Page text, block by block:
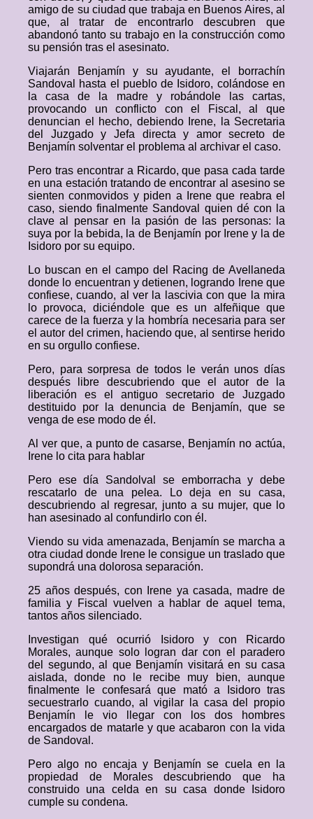
amigo de su ciudad que trabaja en Buenos Aires, al
que, al tratar de encontrarlo descubren que
abandonó tanto su trabajo en la construcción como
su pensión tras el asesinato.
Viajarán Benjamín y su ayudante, el borrachín
Sandoval hasta el pueblo de Isidoro, colándose en
la casa de la madre y robándole las cartas,
provocando un conflicto con el Fiscal, al que
denuncian el hecho, debiendo Irene, la Secretaria
del Juzgado y Jefa directa y amor secreto de
Benjamín solventar el problema al archivar el caso.
Pero tras encontrar a Ricardo, que pasa cada tarde
en una estación tratando de encontrar al asesino se
sienten conmovidos y piden a Irene que reabra el
caso, siendo finalmente Sandoval quien dé con la
clave al pensar en la pasión de las personas: la
suya por la bebida, la de Benjamín por Irene y la de
Isidoro por su equipo.
Lo buscan en el campo del Racing de Avellaneda
donde lo encuentran y detienen, logrando Irene que
confiese, cuando, al ver la lascivia con que la mira
lo provoca, diciéndole que es un alfeñique que
carece de la fuerza y la hombría necesaria para ser
el autor del crimen, haciendo que, al sentirse herido
en su orgullo confiese.
Pero, para sorpresa de todos le verán unos días
después libre descubriendo que el autor de la
liberación es el antiguo secretario de Juzgado
destituido por la denuncia de Benjamín, que se
venga de ese modo de él.
Al ver que, a punto de casarse, Benjamín no actúa,
Irene lo cita para hablar
Pero ese día Sandolval se emborracha y debe
rescatarlo de una pelea. Lo deja en su casa,
descubriendo al regresar, junto a su mujer, que lo
han asesinado al confundirlo con él.
Viendo su vida amenazada, Benjamín se marcha a
otra ciudad donde Irene le consigue un traslado que
supondrá una dolorosa separación.
25 años después, con Irene ya casada, madre de
familia y Fiscal vuelven a hablar de aquel tema,
tantos años silenciado.
Investigan qué ocurrió Isidoro y con Ricardo
Morales, aunque solo logran dar con el paradero
del segundo, al que Benjamín visitará en su casa
aislada, donde no le recibe muy bien, aunque
finalmente le confesará que mató a Isidoro tras
secuestrarlo cuando, al vigilar la casa del propio
Benjamín le vio llegar con los dos hombres
encargados de matarle y que acabaron con la vida
de Sandoval.
Pero algo no encaja y Benjamín se cuela en la
propiedad de Morales descubriendo que ha
construido una celda en su casa donde Isidoro
cumple su condena.